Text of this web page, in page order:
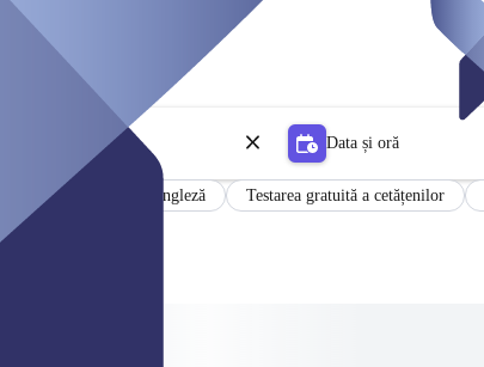
Data și oră
Rezultate în germană și engleză Testarea gratuită a cetățenilor